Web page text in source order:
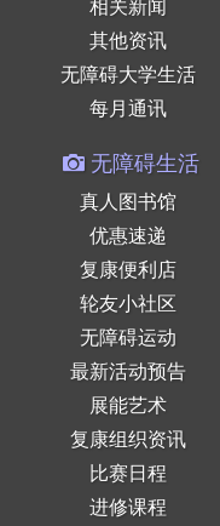
相关新闻
其他资讯
无障碍大学生活
每月通讯
无障碍生活
真人图书馆
优惠速递
复康便利店
轮友小社区
无障碍运动
最新活动预告
展能艺术
复康组织资讯
比赛日程
进修课程